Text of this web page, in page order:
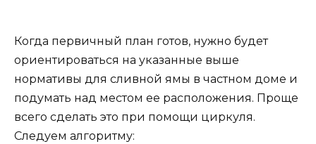
Когда первичный план готов, нужно будет
ориентироваться на указанные выше
нормативы для сливной ямы в частном доме и
подумать над местом ее расположения. Проще
всего сделать это при помощи циркуля.
Следуем алгоритму: